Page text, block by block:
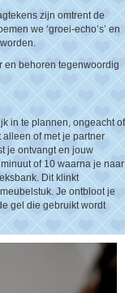
zijn omtrent de
we ‘groei-echo’s’ en
en behoren tegenwoordig
in te plannen, ongeacht of
alleen of met je partner
je ontvangt en jouw
of 10 waarna je naar
Dit klinkt
Je ontbloot je
gel die gebruikt wordt